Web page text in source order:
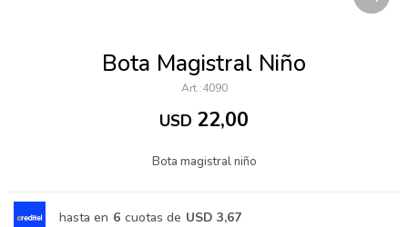
Bota Magistral Niño
4090
USD 22,00
Bota magistral niño
hasta en 6 cuotas de USD 3,67